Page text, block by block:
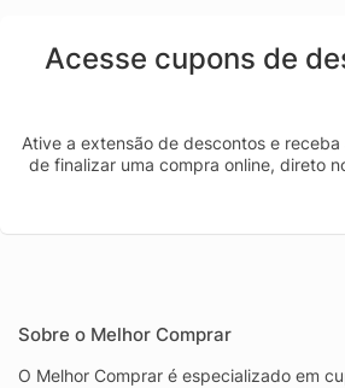
Acesse cupons de
Ative a extensão de descontos e
de finalizar uma compra online, direto
Sobre o Melhor Comprar
O Melhor Comprar é especializado em